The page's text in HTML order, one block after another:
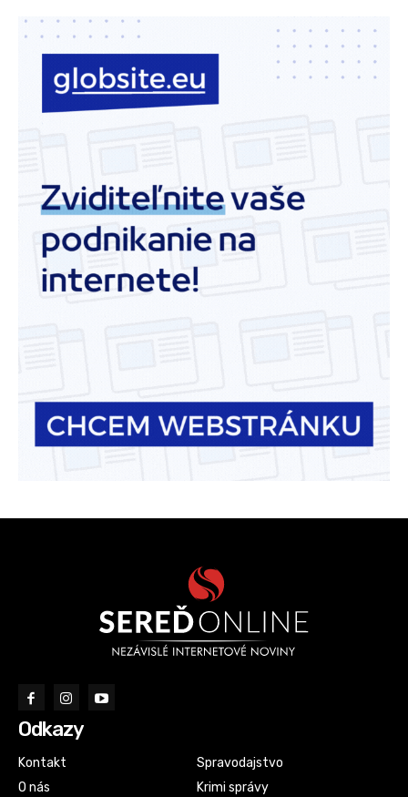
Odkazy
Kontakt
O nás
Spravodajstvo
Krimi správy